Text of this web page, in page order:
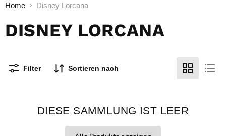
Home Disney Lorcana
DISNEY LORCANA
Filter Sortieren nach
DIESE SAMMLUNG IST LEER